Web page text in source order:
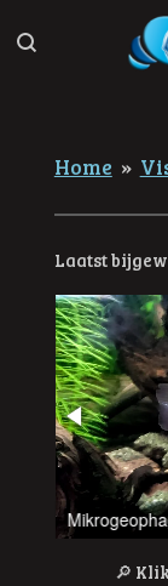
direct
Home »
Laatst
🔎